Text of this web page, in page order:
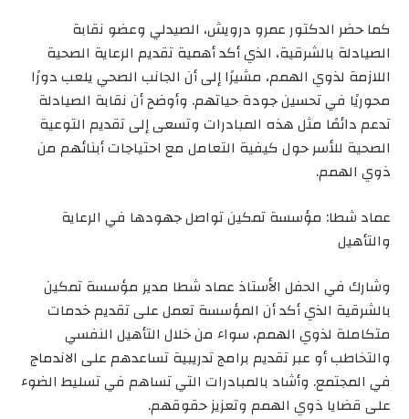
كما حضر الدكتور عمرو درويش، الصيدلي وعضو نقابة
الصيادلة بالشرقية، الذي أكد أهمية تقديم الرعاية الصحية
اللازمة لذوي الهمم، مشيرًا إلى أن الجانب الصحي يلعب دورًا
محوريًا في تحسين جودة حياتهم. وأوضح أن نقابة الصيادلة
تدعم دائمًا مثل هذه المبادرات وتسعى إلى تقديم التوعية
الصحية للأسر حول كيفية التعامل مع احتياجات أبنائهم من
ذوي الهمم.
عماد شطا: مؤسسة تمكين تواصل جهودها في الرعاية
والتأهيل
وشارك في الحفل الأستاذ عماد شطا مدير مؤسسة تمكين
بالشرقية الذي أكد أن المؤسسة تعمل على تقديم خدمات
متكاملة لذوي الهمم، سواء من خلال التأهيل النفسي
والتخاطب أو عبر تقديم برامج تدريبية تساعدهم على الاندماج
في المجتمع. وأشاد بالمبادرات التي تساهم في تسليط الضوء
على قضايا ذوي الهمم وتعزيز حقوقهم.